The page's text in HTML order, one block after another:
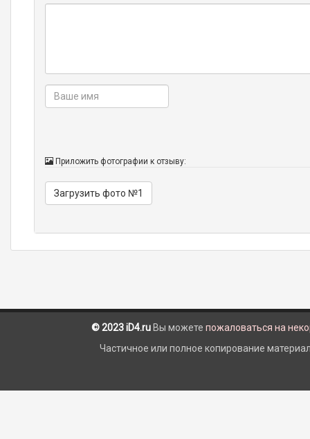
Приложить фотографии к отзыву:
Загрузить фото №1
© 2023 iD4.ruВы можете пожаловаться на
Частичное или полное копирование